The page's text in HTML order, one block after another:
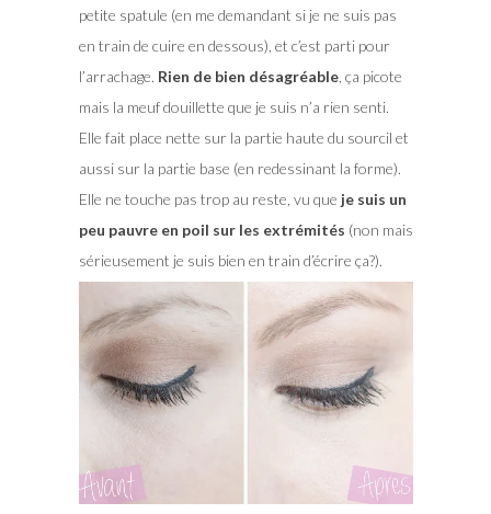
petite spatule (en me demandant si je ne suis pas
en train de cuire en dessous), et c’est parti pour
l’arrachage. Rien de bien désagréable, ça picote
mais la meuf douillette que je suis n’a rien senti.
Elle fait place nette sur la partie haute du sourcil et
aussi sur la partie base (en redessinant la forme).
Elle ne touche pas trop au reste, vu que je suis un
peu pauvre en poil sur les extrémités (non mais
sérieusement je suis bien en train d’écrire ça?).